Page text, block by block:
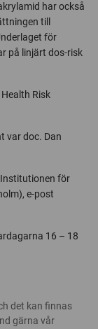
har också
till
för
på linjärt dos-risk
Risk
var doc. Dan
för
e-post
16 – 18
det kan finnas
gärna vår